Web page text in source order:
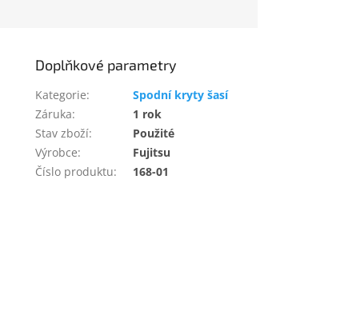
Doplňkové parametry
Kategorie:
Spodní kryty šasí
Záruka:
1 rok
Stav zboží:
Použité
Výrobce:
Fujitsu
Číslo produktu: 168-01